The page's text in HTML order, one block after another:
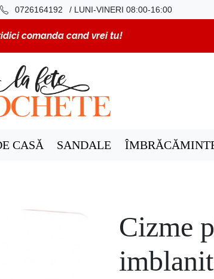
0726164192 / LUNI-VINERI 08:00-16:00
comanda cand vrei tu!
CASĂ SANDALE
Cizme